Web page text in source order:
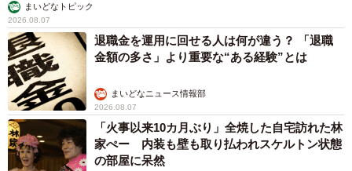
まいどなトピック
2026.08.07
退職金を運用に回せる人は何が違う？ 「退職
金額の多さ」より重要な“ある経験”とは
まいどなニュース情報部
2026.08.07
「火事以来10カ月ぶり」全焼した自宅訪れた林
家ぺー 内装も壁も取り払われスケルトン状態
の部屋に呆然